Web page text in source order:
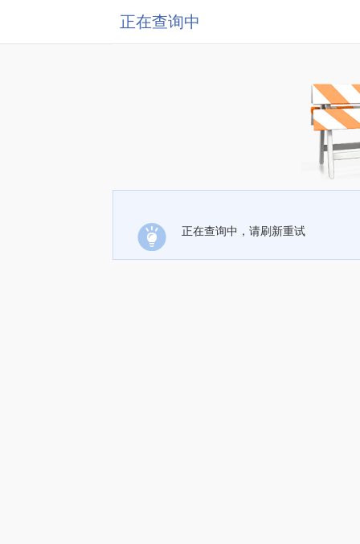
正在查询中
正在查询中，请刷新重试